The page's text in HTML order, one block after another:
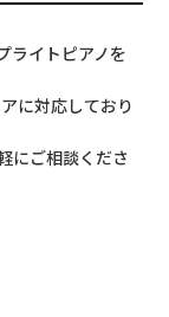
ライトピアノを
に対応しており
にご相談くださ